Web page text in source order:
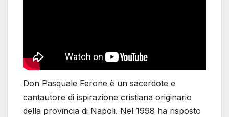
Don Pasquale Ferone è un sacerdote e
cantautore di ispirazione cristiana originario
della provincia di Napoli. Nel 1998 ha risposto